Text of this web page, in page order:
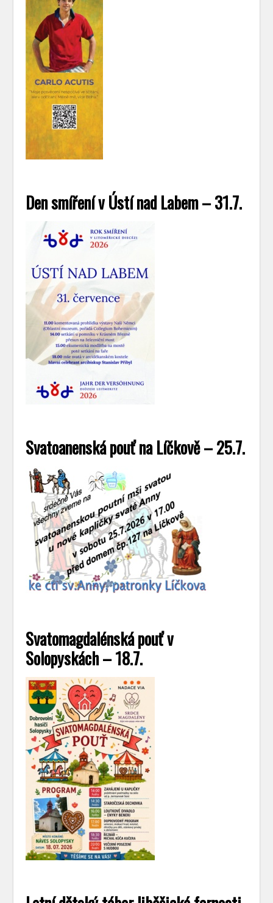
Den smíření v Ústí nad Labem – 31.7.
Svatoanenská pouť na Líčkově – 25.7.
Svatomagdalénská pouť v
Solopyskách – 18.7.